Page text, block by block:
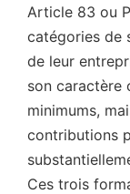
Article 83 ou
catégories de
de leur
son caractère
minimums,
contributions
Ces trois